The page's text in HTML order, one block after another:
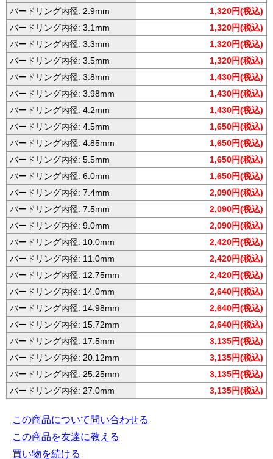
バードリング内径: 2.9mm
1,320円(税込)
バードリング内径: 3.1mm
1,320円(税込)
バードリング内径: 3.3mm
1,320円(税込)
バードリング内径: 3.5mm
1,320円(税込)
バードリング内径: 3.8mm
1,430円(税込)
バードリング内径: 3.98mm
1,430円(税込)
バードリング内径: 4.2mm
1,430円(税込)
バードリング内径: 4.5mm
1,650円(税込)
バードリング内径: 4.85mm
1,650円(税込)
バードリング内径: 5.5mm
1,650円(税込)
バードリング内径: 6.0mm
1,650円(税込)
バードリング内径: 7.4mm
2,090円(税込)
バードリング内径: 7.5mm
2,090円(税込)
バードリング内径: 9.0mm
2,090円(税込)
バードリング内径: 10.0mm
2,420円(税込)
バードリング内径: 11.0mm
2,420円(税込)
バードリング内径: 12.75mm
2,420円(税込)
バードリング内径: 14.0mm
2,640円(税込)
バードリング内径: 14.98mm
2,640円(税込)
バードリング内径: 15.72mm
2,640円(税込)
バードリング内径: 17.5mm
3,135円(税込)
バードリング内径: 20.12mm
3,135円(税込)
バードリング内径: 25.25mm
3,135円(税込)
バードリング内径: 27.0mm
3,135円(税込)
この商品について問い合わせる
この商品を友達に教える
買い物を続ける